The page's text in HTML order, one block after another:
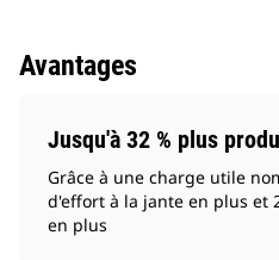
Avantages
Jusqu'à 32 % plus
Grâce à une charge utile
d'effort à la jante en plus et
en plus